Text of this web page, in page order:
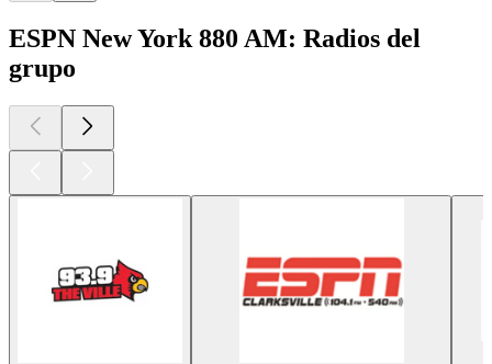
ESPN New York 880 AM: Radios del
grupo